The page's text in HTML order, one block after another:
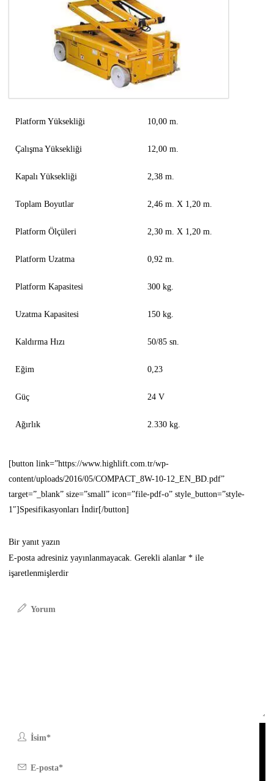
Platform Yüksekliği 10,00 m.
Çalışma Yüksekliği 12,00 m.
Kapalı Yüksekliği 2,38 m.
Toplam Boyutlar 2,46 m. X 1,20 m.
Platform Ölçüleri 2,30 m. X 1,20 m.
Platform Uzatma 0,92 m.
Platform Kapasitesi 300 kg.
Uzatma Kapasitesi 150 kg.
Kaldırma Hızı 50/85 sn.
Eğim 0,23
Güç 24 V
Ağırlık 2.330 kg.
[button link=”https://www.highlift.com.tr/wp-
content/uploads/2016/05/COMPACT_8W-10-12_EN_BD.pdf”
target=”_blank” size=”small” icon=”file-pdf-o” style_button=”style-
1″]Spesifikasyonları İndir[/button]
Bir yanıt yazın
E-posta adresiniz yayınlanmayacak. Gerekli alanlar* ile
işaretlenmişlerdir